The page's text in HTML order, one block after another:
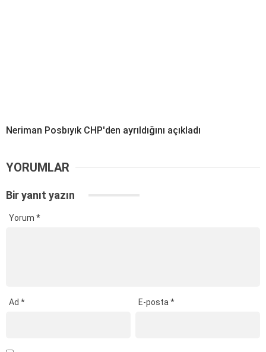
Neriman Posbıyık CHP'den ayrıldığını açıkladı
YORUMLAR
Bir yanıt yazın
Yorum *
Ad * E-posta*